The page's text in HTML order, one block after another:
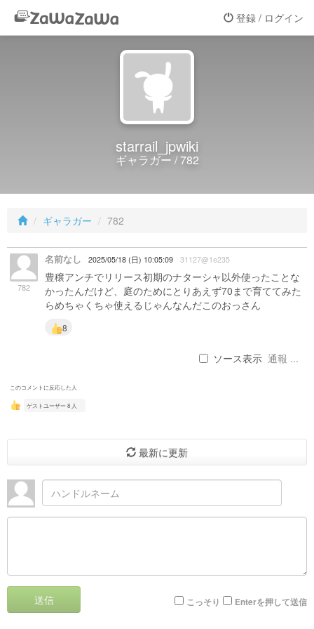
登録 / ログイン
starrail_jpwiki
ギャラガー / 782
ギャラガー 782
782
名前なし 2025/05/18 (日) 10:05:09 31127@1e235
豊穣アンチでリリース初期のナターシャ以外使ったことな
かったんだけど、庭のためにとりあえず70まで育ててみた
らめちゃくちゃ使えるじゃんなんだこのおっさん
8
ソース表示 通報 ...
このコメントに反応した人
ゲストユーザー 8 人
最新に更新
送信 こっそり Enterを押して送信